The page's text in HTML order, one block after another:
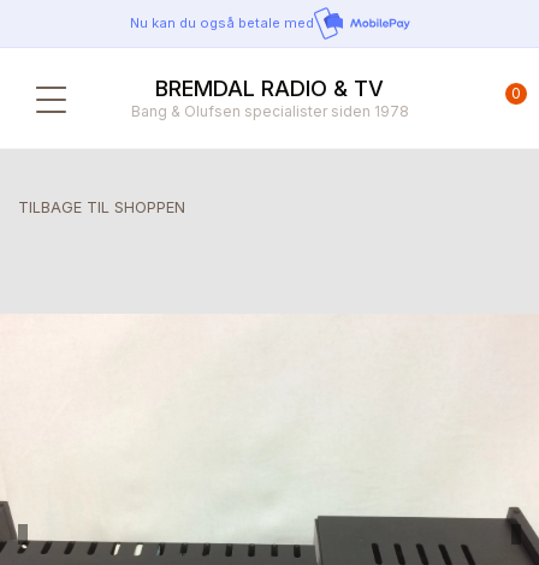
Nu kan du også betale med
BREMDAL RADIO & TV
Bang & Olufsen specialister siden 1978
0
TILBAGE TIL SHOPPEN